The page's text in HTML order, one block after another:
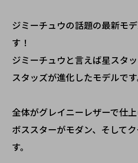
ジミーチュウの話題の最新モ
す！
ジミーチュウと言えば星スタ
スタッズが進化したモデルです
全体がグレイニーレザーで仕
ボススターがモダン、そして
す。